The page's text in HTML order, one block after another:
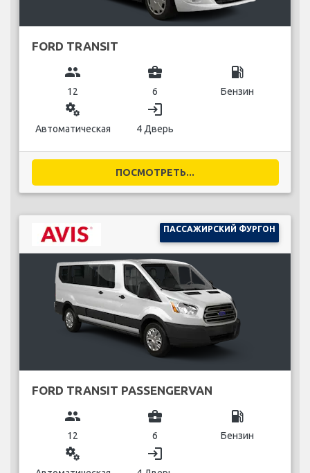
FORD TRANSIT
group
12
business_center
6
local_gas_station
Бензин
miscellaneous_services
Автоматическая
login
4 Дверь
ПОСМОТРЕТЬ...
ПАССАЖИРСКИЙ ФУРГОН
FORD TRANSIT PASSENGERVAN
group
12
business_center
6
local_gas_station
Бензин
miscellaneous_services login